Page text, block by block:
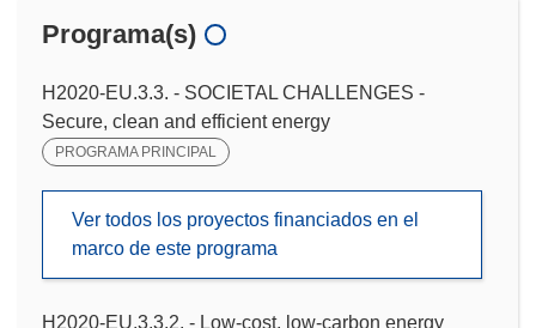
Programa(s)
H2020-EU.3.3. - SOCIETAL CHALLENGES -
Secure, clean and efficient energy
PROGRAMA PRINCIPAL
Ver todos los proyectos financiados en el
marco de este programa
H2020-EU.3.3.2. - Low-cost, low-carbon energy